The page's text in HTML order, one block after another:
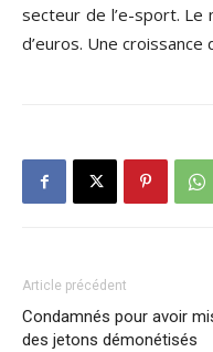
secteur de l’e-sport. Le
d’euros. Une
Article précédent
Condamnés pour avoir
des jetons démonétisés